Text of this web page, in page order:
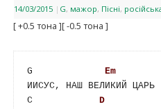
14/03/2015 | G, мажор, Пісні,
[ +0.5 тона ][ -0.5 тона ]
G Em
ИИСУС, НАШ ВЕЛИКИЙ ЦАРЬ
C D